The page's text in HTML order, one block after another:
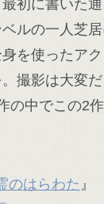
初に書いた
ルの一人芝
を使ったア
撮影は大変
の中でこの2
のはらわた』